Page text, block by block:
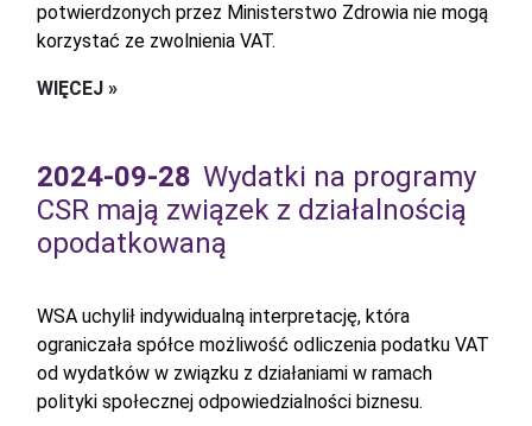
potwierdzonych przez Ministerstwo Zdrowia nie mogą
korzystać ze zwolnienia VAT.
WIĘCEJ »
2024-09-28 Wydatki na programy
CSR mają związek z działalnością
opodatkowaną
WSA uchylił indywidualną interpretację, która
ograniczała spółce możliwość odliczenia podatku VAT
od wydatków w związku z działaniami w ramach
polityki społecznej odpowiedzialności biznesu.